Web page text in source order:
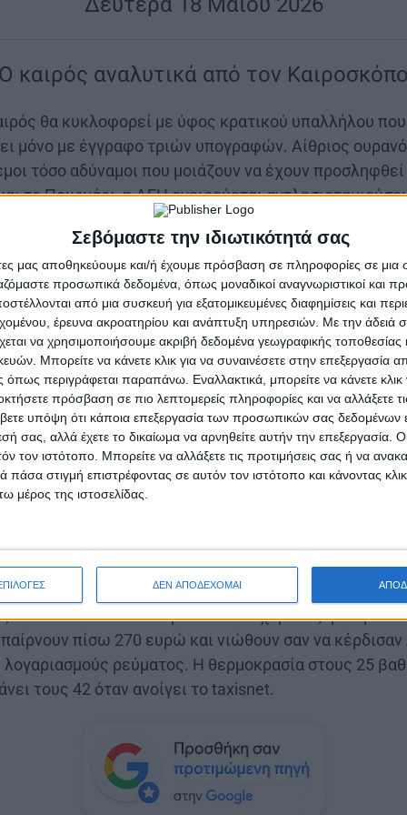
Σεβόμαστε την ιδιωτικότητά σας
μας αποθηκεύουμε και/ή έχουμε πρόσβαση σε πληροφορίες σε
προσωπικά δεδομένα, όπως μοναδικοί αναγνωριστικοί και
από μια συσκευή για εξατομικευμένες διαφημίσεις και
έρευνα ακροατηρίου και ανάπτυξη υπηρεσιών. Με την άδειά
να χρησιμοποιήσουμε ακριβή δεδομένα γεωγραφικής τοποθεσίας
Μπορείτε να κάνετε κλικ για να συναινέσετε στην επεξεργασία
περιγράφεται παραπάνω. Εναλλακτικά, μπορείτε να κάνετε κλικ
πρόσβαση σε πιο λεπτομερείς πληροφορίες και να αλλάξετε
υπόψη ότι κάποια επεξεργασία των προσωπικών σας δεδομένων
σας, αλλά έχετε το δικαίωμα να αρνηθείτε αυτήν την επεξεργασία.
τον ιστότοπο. Μπορείτε να αλλάξετε τις προτιμήσεις σας ή να
στιγμή επιστρέφοντας σε αυτόν τον ιστότοπο και κάνοντας
μέρος της ιστοσελίδας.
ΔΕΝ ΑΠΟΔΕΧΟΜΑΙ
Ο καιρός αναλυτικά από τον Καιροσκόπο
θα κυκλοφορεί με ύφος κρατικού υπαλλήλου
μόνο με έγγραφο τριών υπογραφών. Αίθριος
τόσο αδύναμοι που μοιάζουν να έχουν
το Πουρνάρι, η ΔΕΗ ονειρεύεται
και κάποιος αποφάσισε ότι το νερό πρέπει
να ανεβοκατεβαίνει στα βουνά με ωράριο γραφείου.
πέσει καμιά βροχή, αλλά κυρίως μήπως πέσει
θα κάνουν το μεσημέρι κάτι περάσματα στα
Οι άνεμοι δυτικοί βορειοδυτικοί έως 5
οι σακούλες των διοδίων προς άγνωστες
να δίνουν παραστάσεις σύγχρονου
γιατί στην Ελλάδα ακόμα και η οδική σήμανση
Οι σήραγγες κοιτούν βλοσυρά, τα αυτοκίνητα
υπεύθυνοι ανακαλύπτουν ξανά ότι η ασφάλεια
θα παραμείνει γενικά αίθριος σήμερα, με
ορατότητα τις πρωινές ώρες, δηλαδή ακριβώς ό,τι
55% των πολιτών έχει ήδη υποβάλει δήλωση στην
να κοιτούν το εκκαθαριστικό σαν χαρτί
πίσω 270 ευρώ και νιώθουν σαν να κέρδισαν
ρεύματος. Η θερμοκρασία στους 25
τους 42 όταν ανοίγει το taxisnet.